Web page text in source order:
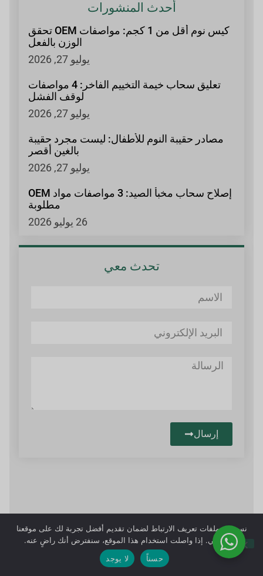
أحدث المنشورات
كيس نوم أقل من 1 كجم: مواصفات OEM تحقق
الوزن بالفعل
يوليو 27, 2026
تعليق سحاب خيمة التخييم الفاخر: 4 مواصفات
لوقف الفشل
يوليو 27, 2026
مصادر حقيبة النوم للأطفال: ليست مجرد حقيبة
بالغين أقصر
يوليو 27, 2026
إصلاح سحاب مخبأ الصيد: 3 مواصفات مواد OEM
مطلوبة
26 يوليو 2026
تحدث معي
إرسال
نستخدم ملفات تعريف الارتباط لضمان تقديم أفضل تجربة لك على موقعنا
الإلكتروني. إذا واصلت استخدام هذا الموقع، سنفترض أنك راضٍ عنه.
حسناً
لا يوجد